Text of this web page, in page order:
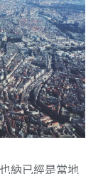
納已經是當地